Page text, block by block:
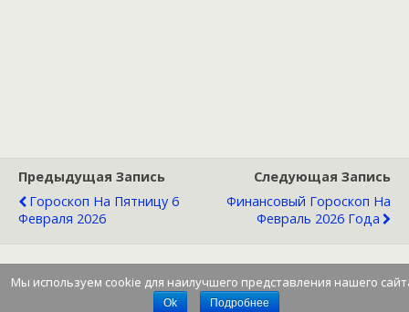
Предыдущая Запись
Гороскоп На Пятницу 6
Февраля 2026
Следующая Запись
Финансовый Гороскоп На
Февраль 2026 Года
Мы используем cookie для наилучшего представления нашего
Ok Подробнее
Наверх